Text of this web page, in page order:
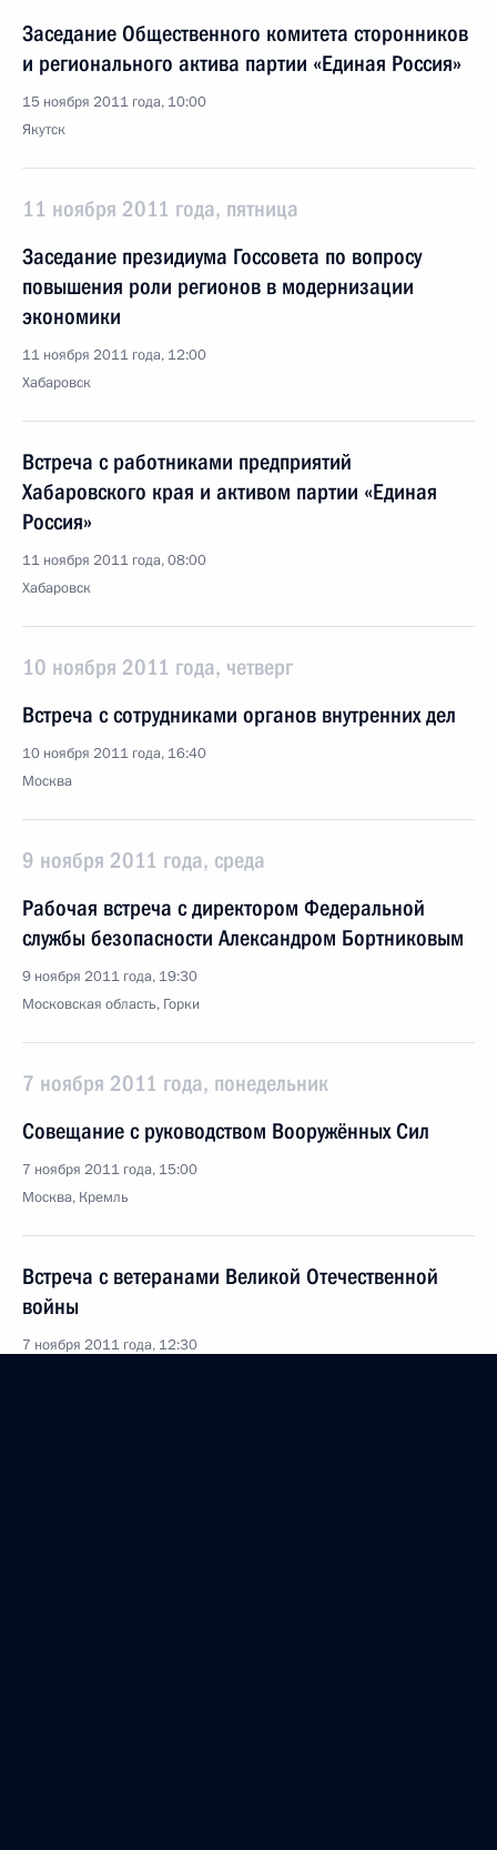
Заседание Общественного комитета сторонников
и регионального актива партии «Единая Россия»
15 ноября 2011 года, 10:00
Якутск
11 ноября 2011 года, пятница
Заседание президиума Госсовета по вопросу
повышения роли регионов в модернизации
экономики
11 ноября 2011 года, 12:00
Хабаровск
Встреча с работниками предприятий
Хабаровского края и активом партии «Единая
Россия»
11 ноября 2011 года, 08:00
Хабаровск
10 ноября 2011 года, четверг
Встреча с сотрудниками органов внутренних дел
10 ноября 2011 года, 16:40
Москва
9 ноября 2011 года, среда
Рабочая встреча с директором Федеральной
службы безопасности Александром Бортниковым
9 ноября 2011 года, 19:30
Московская область, Горки
7 ноября 2011 года, понедельник
Совещание с руководством Вооружённых Сил
7 ноября 2011 года, 15:00
Москва, Кремль
Встреча с ветеранами Великой Отечественной
войны
7 ноября 2011 года, 12:30